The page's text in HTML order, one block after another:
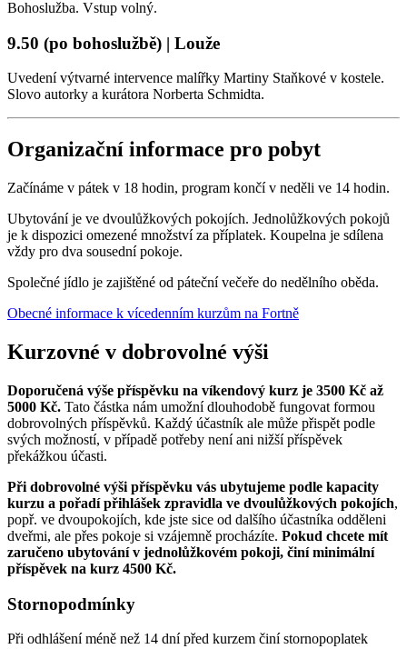
Bohoslužba. Vstup volný.
9.50 (po bohoslužbě) | Louže
Uvedení výtvarné intervence malířky Martiny Staňkové v kostele.
Slovo autorky a kurátora Norberta Schmidta.
Organizační informace pro pobyt
Začínáme v pátek v 18 hodin, program končí v neděli ve 14 hodin.
Ubytování je ve dvoulůžkových pokojích. Jednolůžkových pokojů
je k dispozici omezené množství za příplatek. Koupelna je sdílena
vždy pro dva sousední pokoje.
Společné jídlo je zajištěné od páteční večeře do nedělního oběda.
Obecné informace k vícedenním kurzům na Fortně
Kurzovné v dobrovolné výši
Doporučená výše příspěvku na víkendový kurz je 3500 Kč až
5000 Kč. Tato částka nám umožní dlouhodobě fungovat formou
dobrovolných příspěvků. Každý účastník ale může přispět podle
svých možností, v případě potřeby není ani nižší příspěvek
překážkou účasti.
Při dobrovolné výši příspěvku vás ubytujeme podle kapacity
kurzu a pořadí přihlášek zpravidla ve dvoulůžkových pokojích,
popř. ve dvoupokojích, kde jste sice od dalšího účastníka odděleni
dveřmi, ale přes pokoje si vzájemně procházíte. Pokud chcete mít
zaručeno ubytování v jednolůžkovém pokoji, činí minimální
příspěvek na kurz 4500 Kč.
Stornopodmínky
Při odhlášení méně než 14 dní před kurzem činí stornopoplatek